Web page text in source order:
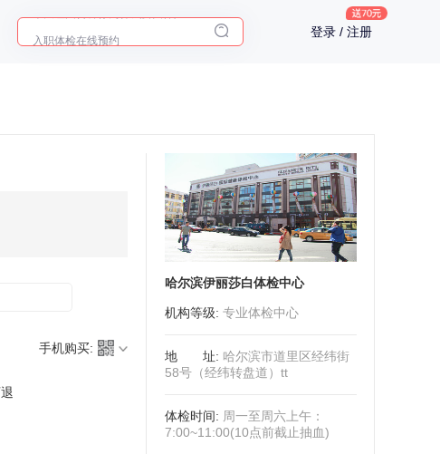
登录 / 注册
手机购买:
哈尔滨伊丽莎白体检中心
机构等级: 专业体检中心
地址: 哈尔滨市道里区经纬街
58号（经纬转盘道）tt
体检时间: 周一至周六上午：
7:00~11:00(10点前截止抽血)